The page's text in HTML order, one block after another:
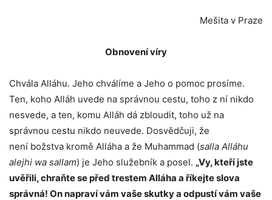
Mešita v Praze
Obnovení víry
Chvála Alláhu. Jeho chválíme a Jeho o pomoc prosíme.
Ten, koho Alláh uvede na správnou cestu, toho z ní nikdo
nesvede, a ten, komu Alláh dá zbloudit, toho už na
správnou cestu nikdo neuvede. Dosvědčuji, že
není božstva kromě Alláha a že Muhammad (salla Alláhu
alejhi wa sallam) je Jeho služebník a posel. „Vy, kteří jste
uvěřili, chraňte se před trestem Alláha a říkejte slova
správná! On napraví vám vaše skutky a odpustí vám vaše